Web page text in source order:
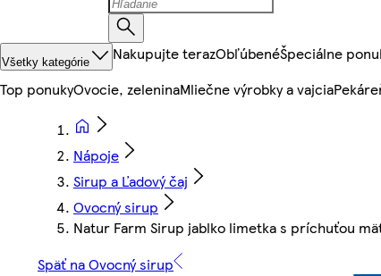
Všetky kategórie Nakupujte terazObľúbenéŠpeciálne
Top ponukyOvocie, zeleninaMliečne výrobky a vajcia
Nápoje
Sirup a Ľadový čaj
Ovocný sirup
Natur Farm Sirup jablko limetka s príchuťou
Späť na Ovocný sirup